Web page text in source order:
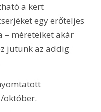
a kert
egy erőteljes
– méreteiket akár
jutunk az addig
október.